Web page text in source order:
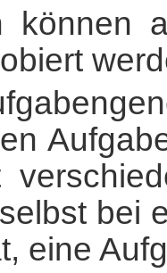
können
bei
eine